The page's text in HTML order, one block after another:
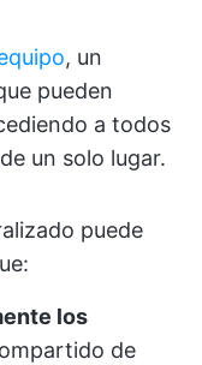
, un
pueden
a todos
un solo lugar.
puede
los
de